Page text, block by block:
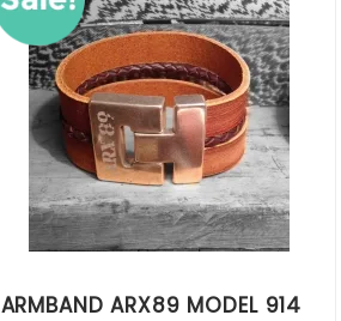
ARMBAND ARX89 MODEL 914